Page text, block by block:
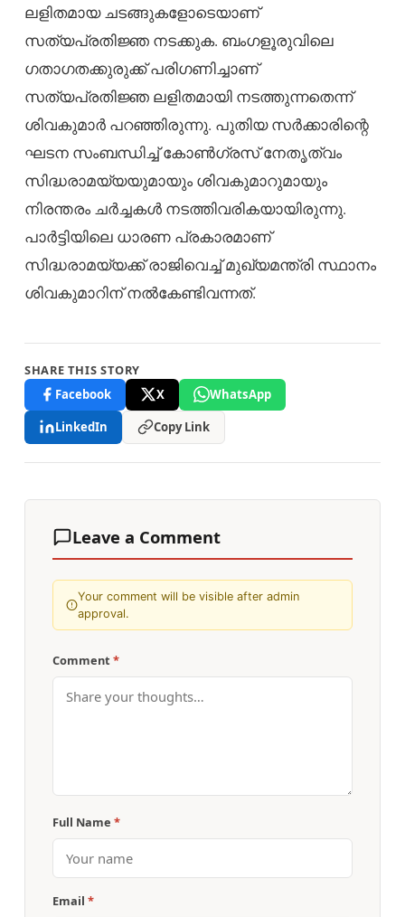
ലളിതമായ ചടങ്ങുകളോടെയാണ്
സത്യപ്രതിജ്ഞ നടക്കുക. ബംഗളൂരുവിലെ
ഗതാഗതക്കുരുക്ക് പരിഗണിച്ചാണ്
സത്യപ്രതിജ്ഞ ലളിതമായി നടത്തുന്നതെന്ന്
ശിവകുമാര്‍ പറഞ്ഞിരുന്നു. പുതിയ സര്‍ക്കാരിന്റെ
ഘടന സംബന്ധിച്ച് കോണ്‍ഗ്രസ് നേതൃത്വം
സിദ്ധരാമയ്യയുമായും ശിവകുമാറുമായും
നിരന്തരം ചര്‍ച്ചകള്‍ നടത്തിവരികയായിരുന്നു.
പാര്‍ട്ടിയിലെ ധാരണ പ്രകാരമാണ്
സിദ്ധരാമയ്യക്ക് രാജിവെച്ച് മുഖ്യമന്ത്രി സ്ഥാനം
ശിവകുമാറിന് നല്‍കേണ്ടിവന്നത്.
SHARE THIS STORY
Facebook
X
WhatsApp
LinkedIn
Copy Link
Leave a Comment
Your comment will be visible after admin
approval.
Comment *
Full Name *
Email *